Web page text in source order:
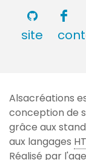
site
Alsacréations
conception de
grâce aux
aux langages
Réalisé par